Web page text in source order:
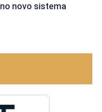
no novo sistema